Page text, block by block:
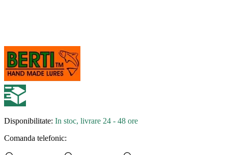
Disponibilitate: In stoc, livrare 24 - 48 ore
Comanda telefonic: